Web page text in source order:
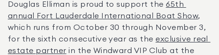
Douglas Elliman is proud to support the 65th
annual Fort Lauderdale International Boat Show,
which runs from October 30 through November 3,
for the sixth consecutive year as the exclusive real
estate partner in the Windward VIP Club at the